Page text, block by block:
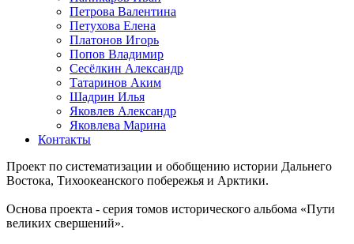
Петрова Валентина
Петухова Елена
Платонов Игорь
Попов Владимир
Сесёлкин Александр
Татаринов Аким
Шадрин Илья
Яковлев Александр
Яковлева Марина
Контакты
Проект по систематизации и обобщению истории Дальнего
Востока, Тихоокеанского побережья и Арктики.
Основа проекта - серия томов исторического альбома «Пути
великих свершений».